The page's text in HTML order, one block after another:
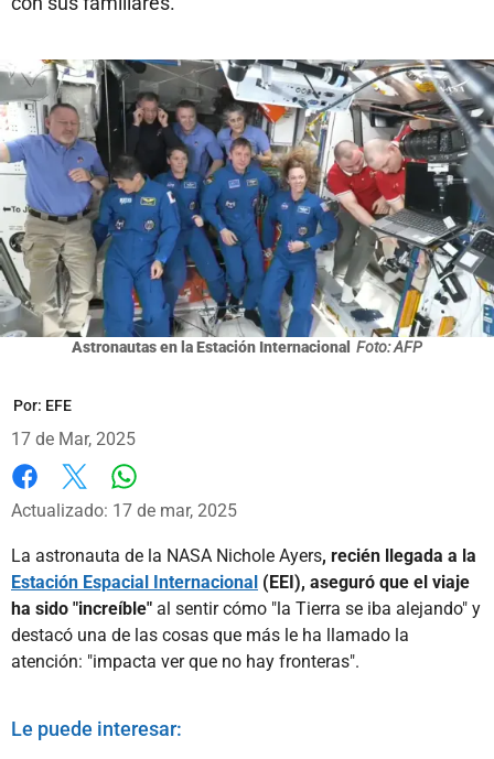
Astronautas en la Estación Internacional Foto: AFP
Por: EFE
17 de Mar, 2025
Facebook
X
Actualizado: 17 de mar, 2025
La astronauta de la NASA Nichole Ayers, recién llegada a la
Estación Espacial Internacional (EEI), aseguró que el viaje
ha sido "increíble" al sentir cómo "la Tierra se iba alejando" y
destacó una de las cosas que más le ha llamado la
atención: "impacta ver que no hay fronteras".
Le puede interesar: